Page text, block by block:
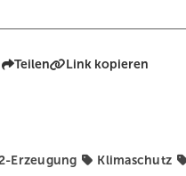
Teilen Link kopieren
Erzeugung Klimaschutz